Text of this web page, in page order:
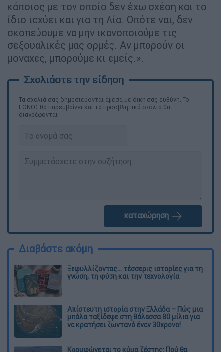
κάποιος με τον οποίο δεν έχω σχέση και το
ίδιο ισχύει και για τη Λία. Οπότε ναι, δεν
σκοπεύουμε να μην ικανοποιούμε τις
σεξουαλικές μας ορμές. Αν μπορούν οι
μοναχές, μπορούμε κι εμείς.».
Τα σχολιά σας δημοσιεύονται άμεσα με δική σας ευθύνη. Το
ΕΘΝΟΣ θα παρεμβαίνει και τα προσβλητικά σχόλια θα
διαγράφονται
καταχώρηση
Διαβάστε ακόμη
Ξεφυλλίζοντας... τέσσερις ιστορίες για τη
γνώση, τη φύση και την τεχνολογία
Απίστευτη ιστορία στην Ελλάδα – Πώς μια
μπάλα ταξίδεψε στη θάλασσα 80 μίλια για
να κρατήσει ζωντανό έναν 30χρονο!
Κορυφώνεται το κύμα ζέστης: Πού θα